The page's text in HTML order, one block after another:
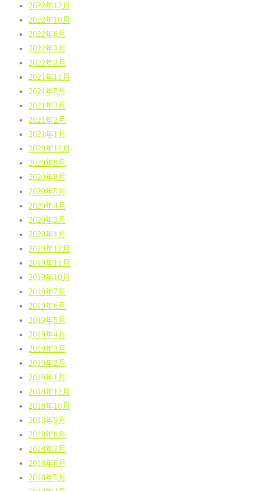
2022年12月
2022年10月
2022年8月
2022年3月
2022年2月
2021年11月
2021年5月
2021年3月
2021年2月
2021年1月
2020年12月
2020年9月
2020年8月
2020年5月
2020年4月
2020年2月
2020年1月
2019年12月
2019年11月
2019年10月
2019年7月
2019年6月
2019年5月
2019年4月
2019年3月
2019年2月
2019年1月
2018年12月
2018年10月
2018年9月
2018年8月
2018年7月
2018年6月
2018年5月